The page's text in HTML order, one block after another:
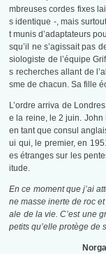
mbreuses cordes fixes
s identique -, mais
t munis d’adaptateurs
squ’il ne s’agissait pas
siologiste de l’équipe
s recherches allant de
sme de chacun. Sa fille
L’ordre arriva de
e la reine, le 2 juin. John
en tant que consul
ui qui, le premier, en
es étranges sur les
itude.
En ce moment que j’ai
ne masse inerte de roc
ale de la vie. C’est une
petits qu’elle protège de